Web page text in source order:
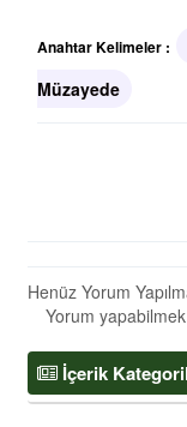
Anahtar Kelimeler :
Müzayede
Henüz Yorum
Yorum
İçerik